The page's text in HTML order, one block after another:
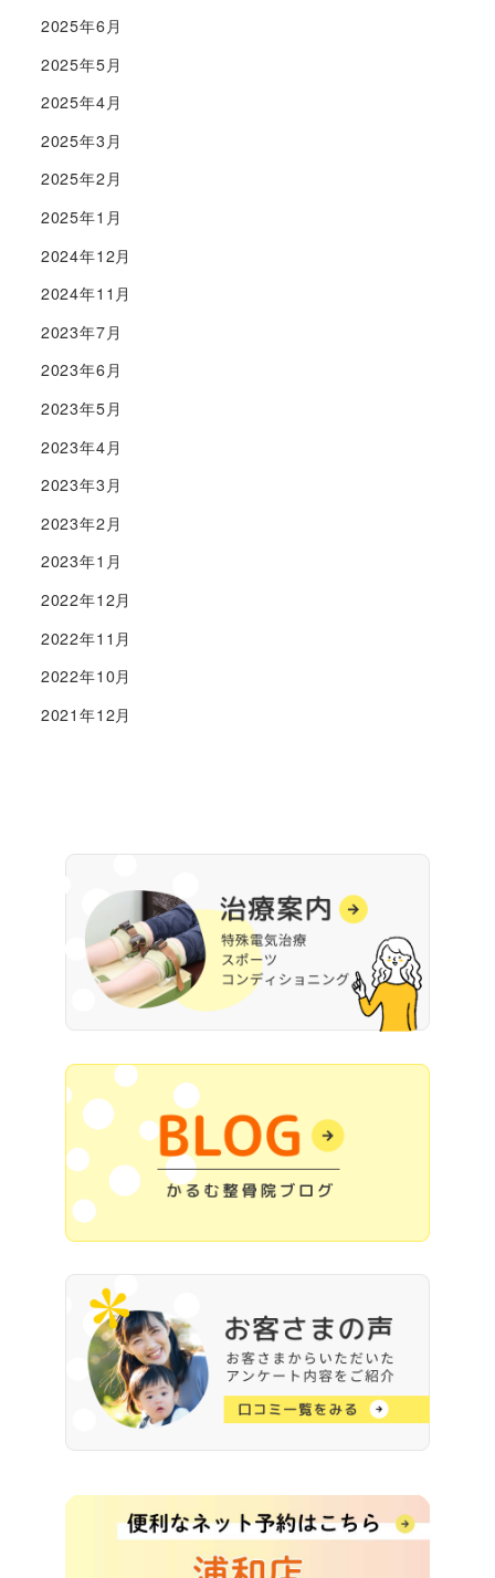
2025年6月
2025年5月
2025年4月
2025年3月
2025年2月
2025年1月
2024年12月
2024年11月
2023年7月
2023年6月
2023年5月
2023年4月
2023年3月
2023年2月
2023年1月
2022年12月
2022年11月
2022年10月
2021年12月